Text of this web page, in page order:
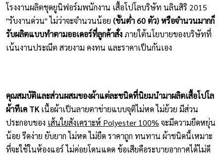
ตัวอย่างปกเสื้อโปโล
ตัวอย่างแขนเสื้อโปโล
โรงงานผลิตชุดยูนิฟอร์มพนักงาน เสื้อโปโลบริษัท นลินสิริ 2015
"รับงานด่วน" ไม่ว่าจะจำนวนน้อย (ขั้นต่ำ 60 ตัว) หรือจำนวนมากก็
รับผลิตแบบทำตามออเดอร์ที่ลูกค้าสั่งภายใต้นโยบายของบริษัทที่
เน้นงานประณีต สวยงาม คงทน และราคาเป็นกันเอง
คุณสมบัติและส่วนผสมของผ้าแต่ละชนิดที่นิยมนำมาผลิตเสื้อโปโล
ผ้าทีเค TKเนื้อผ้าเป็นลายตาข่ายแบบจุติไม่หด ไม่ย้วย มีส่วน
ประกอบของ เส้นใยสังเคราะห์ Polyester 100% จะมีความยืดหยุ่น
น้อย รีดง่าย ยับยาก ไม่หด ไม่ยืด ราคาถูก ทนทาน ผ้าชนิดนี้เหมาะ
ที่จะใช้ในห้องแอร์ ไม่ค่อยโดนแดด ข้อเสียคือระบายอากาศได้ไม่ดี